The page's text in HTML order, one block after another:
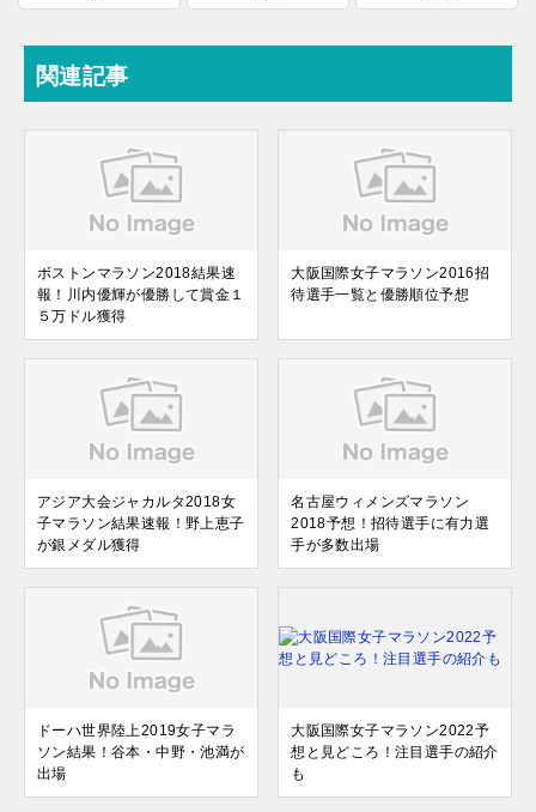
関連記事
ボストンマラソン2018結果速
報！川内優輝が優勝して賞金１
５万ドル獲得
大阪国際女子マラソン2016招
待選手一覧と優勝順位予想
アジア大会ジャカルタ2018女
子マラソン結果速報！野上恵子
が銀メダル獲得
名古屋ウィメンズマラソン
2018予想！招待選手に有力選
手が多数出場
ドーハ世界陸上2019女子マラ
ソン結果！谷本・中野・池満が
出場
大阪国際女子マラソン2022予
想と見どころ！注目選手の紹介
も